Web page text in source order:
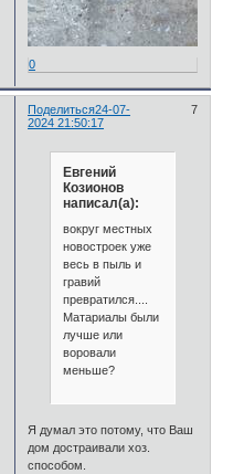
0
Поделиться 7
24-07-
2024 21:50:17
Евгений
Козионов
написал(а):
вокруг местных
новостроек уже
весь в пыль и
гравий
превратился....
Матариалы были
лучше или
воровали
меньше?
Я думал это потому, что Ваш
дом достраивали хоз.
способом.